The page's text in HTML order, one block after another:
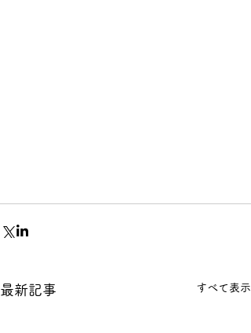
最新記事 すべて表示